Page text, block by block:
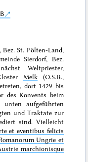
St. Pölten-Land,
Sierdorf, Bez.
Weltpriester,
Melk(O.S.B.,
dort 1429 bis
des Konvents beim
aufgeführten
und Traktate zur
sind. Vielleicht
et eventibus felicis
Ungrie et
marchionisque